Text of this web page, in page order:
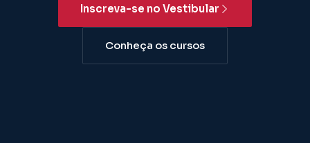
Inscreva-se no Vestibular
Conheça os cursos